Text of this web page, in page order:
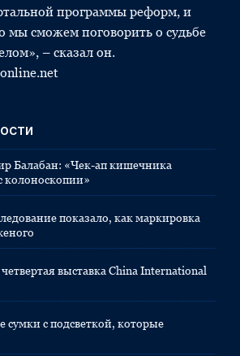
программы реформ, и
мы сможем поговорить о судьбе
– сказал он.
Балабан: «Чек-ап кишечника
колоноскопии»
показало, как маркировка
выставка China International
с подсветкой, которые